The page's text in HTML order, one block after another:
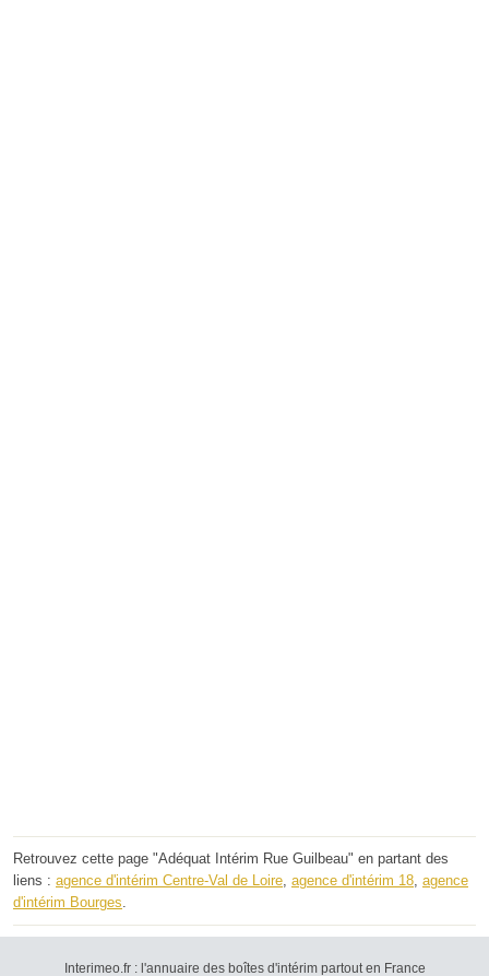
Retrouvez cette page "Adéquat Intérim Rue Guilbeau" en partant des
liens : agence d'intérim Centre-Val de Loire, agence d'intérim 18, agence
d'intérim Bourges.
Interimeo.fr : l'annuaire des boîtes d'intérim partout en France